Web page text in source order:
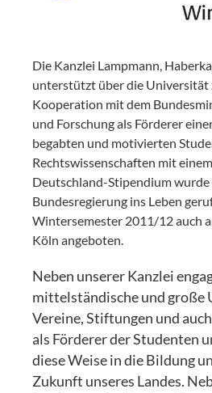
Die Kanzlei Lampmann,
unterstützt über die Universität
Kooperation mit dem
und Forschung als Förderer
begabten und motivierten
Rechtswissenschaften mit
Deutschland-Stipendium
Bundesregierung ins Leben
Wintersemester 2011/12 auch
Köln angeboten.
Neben unserer Kanzlei
mittelständische und große
Vereine, Stiftungen und
als Förderer der Studenten
diese Weise in die Bildung
Zukunft unseres Landes.